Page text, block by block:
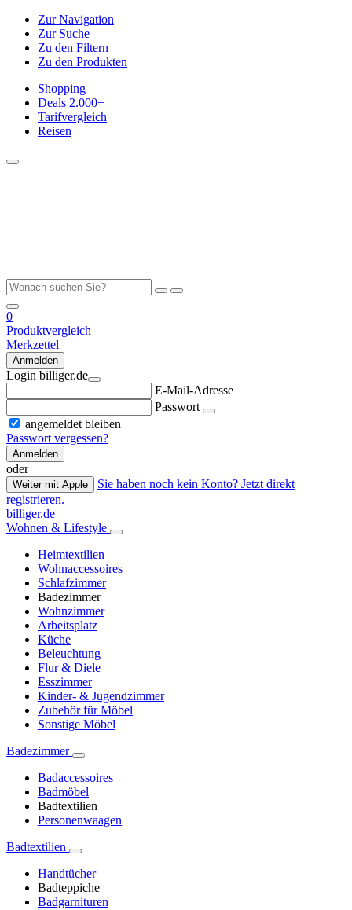
Zur Navigation
Zur Suche
Zu den Filtern
Zu den Produkten
Shopping
Deals 2.000+
Tarifvergleich
Reisen
0
Produktvergleich
Merkzettel
Anmelden
Login billiger.de
E-Mail-Adresse
Passwort
angemeldet bleiben
Passwort vergessen?
Anmelden
oder
Weiter mit Apple
Sie haben noch kein Konto? Jetzt direkt
registrieren.
billiger.de
Wohnen & Lifestyle
Heimtextilien
Wohnaccessoires
Schlafzimmer
Badezimmer
Wohnzimmer
Arbeitsplatz
Küche
Beleuchtung
Flur & Diele
Esszimmer
Kinder- & Jugendzimmer
Zubehör für Möbel
Sonstige Möbel
Badezimmer
Badaccessoires
Badmöbel
Badtextilien
Personenwaagen
Badtextilien
Handtücher
Badteppiche
Badgarnituren